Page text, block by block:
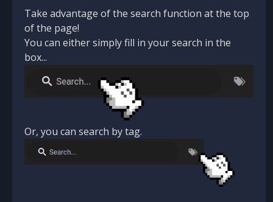
Take advantage of the search function at the top
of the page!
You can either simply fill in your search in the
box...
Or, you can search by tag.